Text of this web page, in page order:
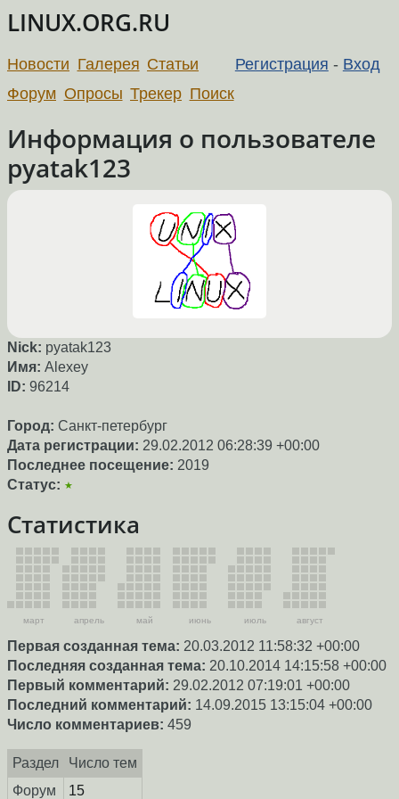
LINUX.ORG.RU
Регистрация - Вход
Новости Галерея Статьи
Форум Опросы Трекер Поиск
Информация о пользователе
pyatak123
Nick: pyatak123
Имя: Alexey
ID: 96214
Город: Санкт-петербург
Дата регистрации: 29.02.2012 06:28:39 +00:00
Последнее посещение: 2019
Статус: ★
Статистика
март апрель май июнь июль август
Первая созданная тема: 20.03.2012 11:58:32 +00:00
Последняя созданная тема: 20.10.2014 14:15:58 +00:00
Первый комментарий: 29.02.2012 07:19:01 +00:00
Последний комментарий: 14.09.2015 13:15:04 +00:00
Число комментариев: 459
Раздел
Число тем
Форум
15